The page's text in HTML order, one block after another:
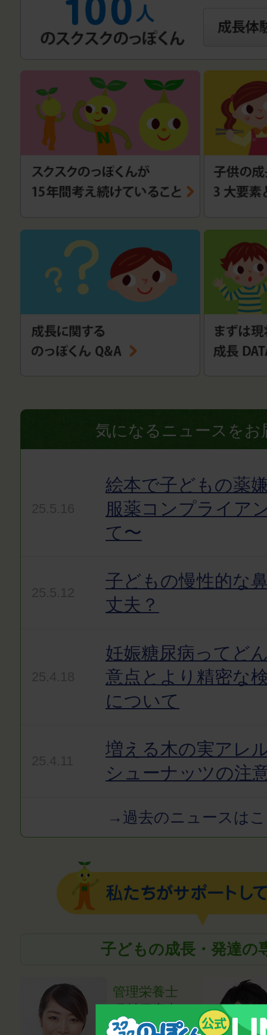
気になるニュースをお
絵本で子どもの薬
服薬コンプライア
て〜
子どもの慢性的な
丈夫？
妊娠糖尿病ってど
意点とより精密な
について
増える木の実アレ
シューナッツの注
→過去のニュースは
子どもの成長・発達の
管理栄養士
磯村優貴恵